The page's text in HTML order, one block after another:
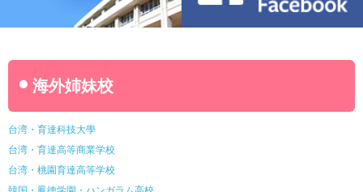
海外姉妹校
台湾・育達科技大學
台湾・育達高等商業学校
台湾・桃園育達高等学校